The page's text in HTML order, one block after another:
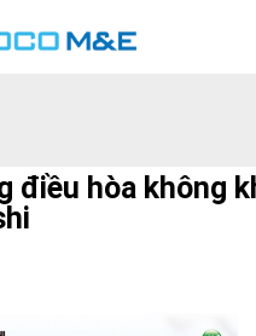
điều hòa không